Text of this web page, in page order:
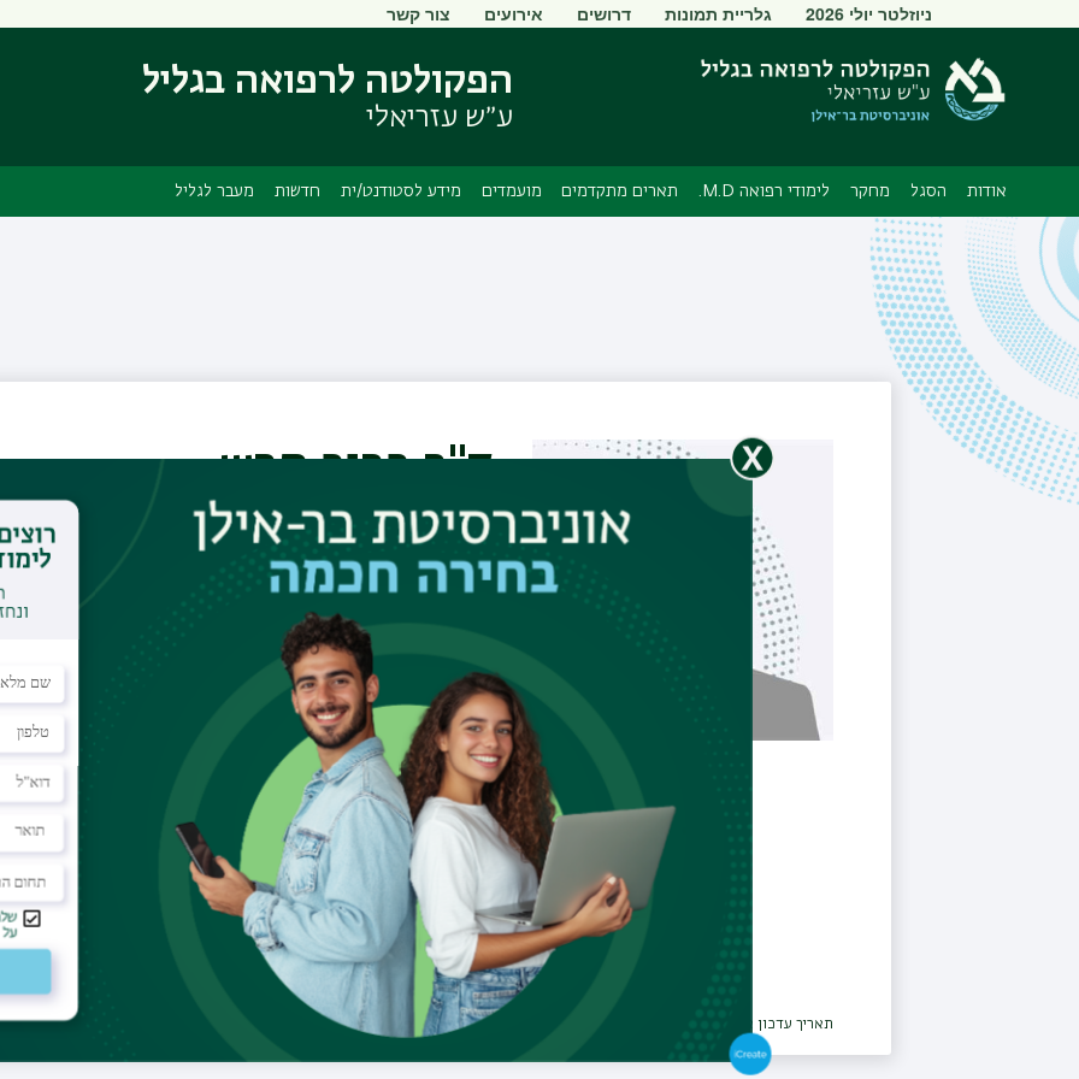
העיקרי
ניווט
תפריט
ניוזלטר יולי 2026 גלריית תמונות דרושים אירועים צור קשר
הפקולטה לרפואה בגליל
ע״ש עזריאלי
אודות הסגל מחקר לימודי רפואה M.D. תארים מתקדמים מועמדים מידע לסטודנט/ית חדשות מעבר לגליל
ד"ר ברוך חרש
מדריך קליני
דוא"ל baki2006@gmail.com
מחלקה
רפואת המשפחה
מרפאה
שירותי בריאות כללית, מחוז צפון
תאריך עדכון אחרון : 20/04/2026